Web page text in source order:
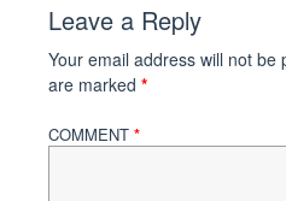
Leave a Reply
Your email address will not be
are marked *
COMMENT *